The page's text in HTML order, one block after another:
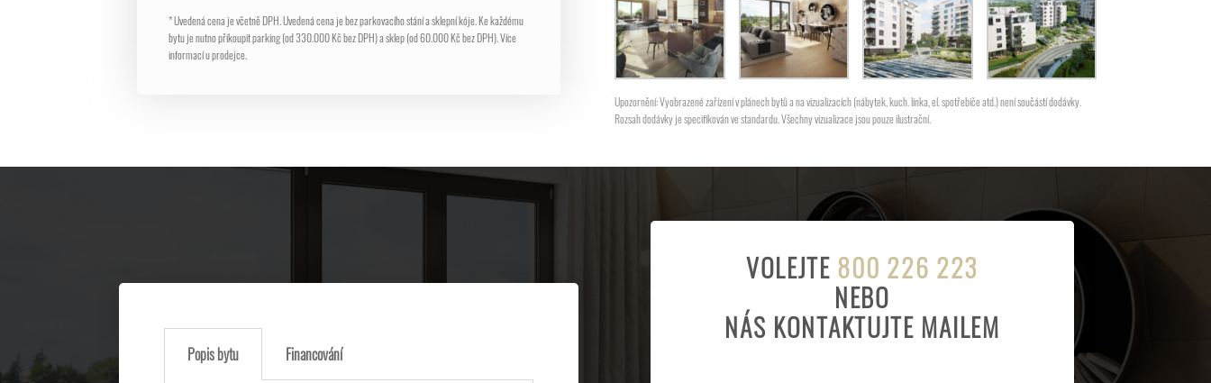
* Uvedená cena je včetně DPH. Uvedená cena je bez parkovacího stání a sklepní kóje. Ke každému
bytu je nutno přikoupit parking (od 330.000 Kč bez DPH) a sklep (od 60.000 Kč bez DPH). Více
informací u prodejce.
Upozornění: Vyobrazené zařízení v plánech bytů a na vizualizacích (nábytek, kuch. linka, el. spotřebiče atd.) není součástí dodávky.
Rozsah dodávky je specifikován ve standardu. Všechny vizualizace jsou pouze ilustrační.
Popis bytu Financování
VOLEJTE 800 226 223
NEBO
NÁS KONTAKTUJTE MAILEM